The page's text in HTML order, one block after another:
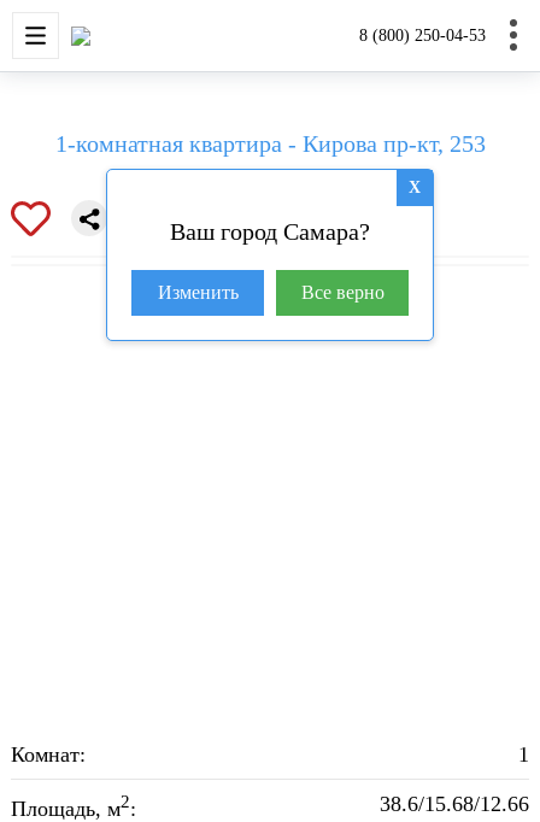
8 (800) 250-04-53
НОВОСТРОЙКИ ДОМА И
X
Ваш город Самара?
Изменить Все верно
1-комнатная квартира - Кирова пр-кт, 253
Комнат: 1
Площадь, м2: 38.6/15.68/12.66